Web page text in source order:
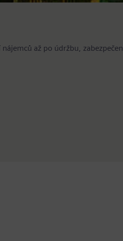
až po údržbu,